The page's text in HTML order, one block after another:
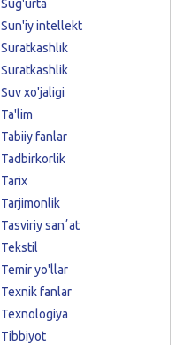
Sug'urta
Sun'iy intellekt
Suratkashlik
Suratkashlik
Suv xo'jaligi
Ta'lim
Tabiiy fanlar
Tadbirkorlik
Tarix
Tarjimonlik
Tasviriy sanʼat
Tekstil
Temir yo'llar
Texnik fanlar
Texnologiya
Tibbiyot